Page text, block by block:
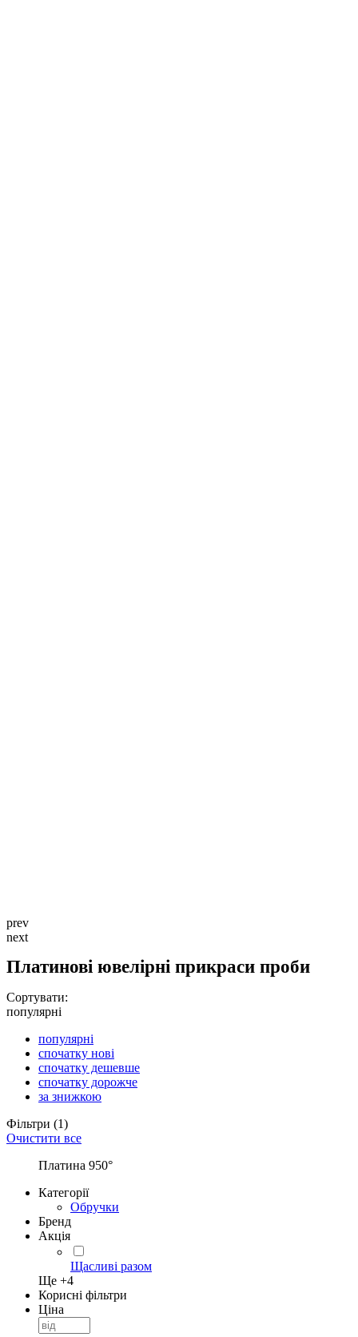
prev
next
Платинові ювелірні прикраси проби
Сортувати:
популярні
популярні
спочатку нові
спочатку дешевше
спочатку дорожче
за знижкою
Фільтри (1)
Очистити все
Платина 950°
Категорії
Обручки
Бренд
Акція
Щасливі разом
Ще +4
Корисні фільтри
Ціна